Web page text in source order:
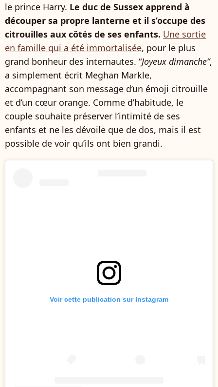
le prince Harry. Le duc de Sussex apprend à
découper sa propre lanterne et il s’occupe des
citrouilles aux côtés de ses enfants. Une sortie
en famille qui a été immortalisée, pour le plus
grand bonheur des internautes. “Joyeux dimanche”,
a simplement écrit Meghan Markle,
accompagnant son message d’un émoji citrouille
et d’un cœur orange. Comme d’habitude, le
couple souhaite préserver l’intimité de ses
enfants et ne les dévoile que de dos, mais il est
possible de voir qu’ils ont bien grandi.
Voir cette publication sur Instagram